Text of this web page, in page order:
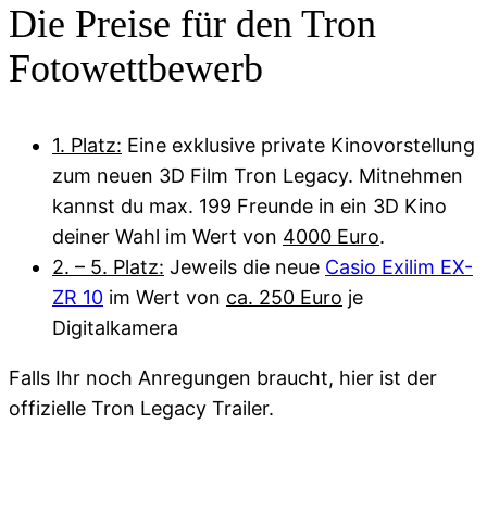
Die Preise für den Tron
Fotowettbewerb
1. Platz: Eine exklusive private Kinovorstellung
zum neuen 3D Film Tron Legacy. Mitnehmen
kannst du max. 199 Freunde in ein 3D Kino
deiner Wahl im Wert von 4000 Euro.
2. – 5. Platz: Jeweils die neue Casio Exilim EX-
ZR 10 im Wert von ca. 250 Euro je
Digitalkamera
Falls Ihr noch Anregungen braucht, hier ist der
offizielle Tron Legacy Trailer.